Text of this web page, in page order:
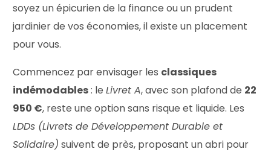
soyez un épicurien de la finance ou un prudent
jardinier de vos économies, il existe un placement
pour vous.
Commencez par envisager les classiques
indémodables: leLivret A, avec son plafond de 22
950 €, reste une option sans risque et liquide. Les
LDDs (Livrets de Développement Durable et
Solidaire) suivent de près, proposant un abri pour